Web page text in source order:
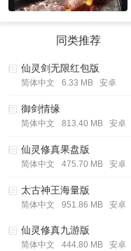
同类推荐
仙灵剑无限红包版
简体中文 6.33 MB 安卓
御剑情缘
简体中文 813.40 MB 安卓
仙灵修真果盘版
简体中文 475.70 MB 安卓
太古神王海量版
简体中文 951.86 MB 安卓
仙灵修真九游版
简体中文 444.80 MB 安卓